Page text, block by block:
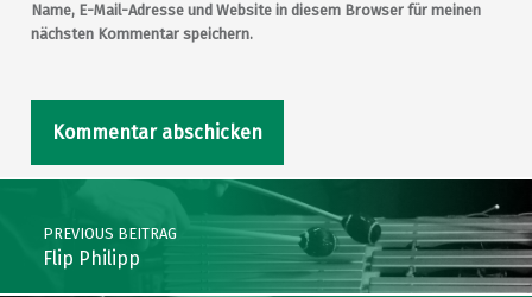
Name, E-Mail-Adresse und Website in diesem Browser für meinen
nächsten Kommentar speichern.
Post navigation
PREVIOUS BEITRAG
Flip Philipp